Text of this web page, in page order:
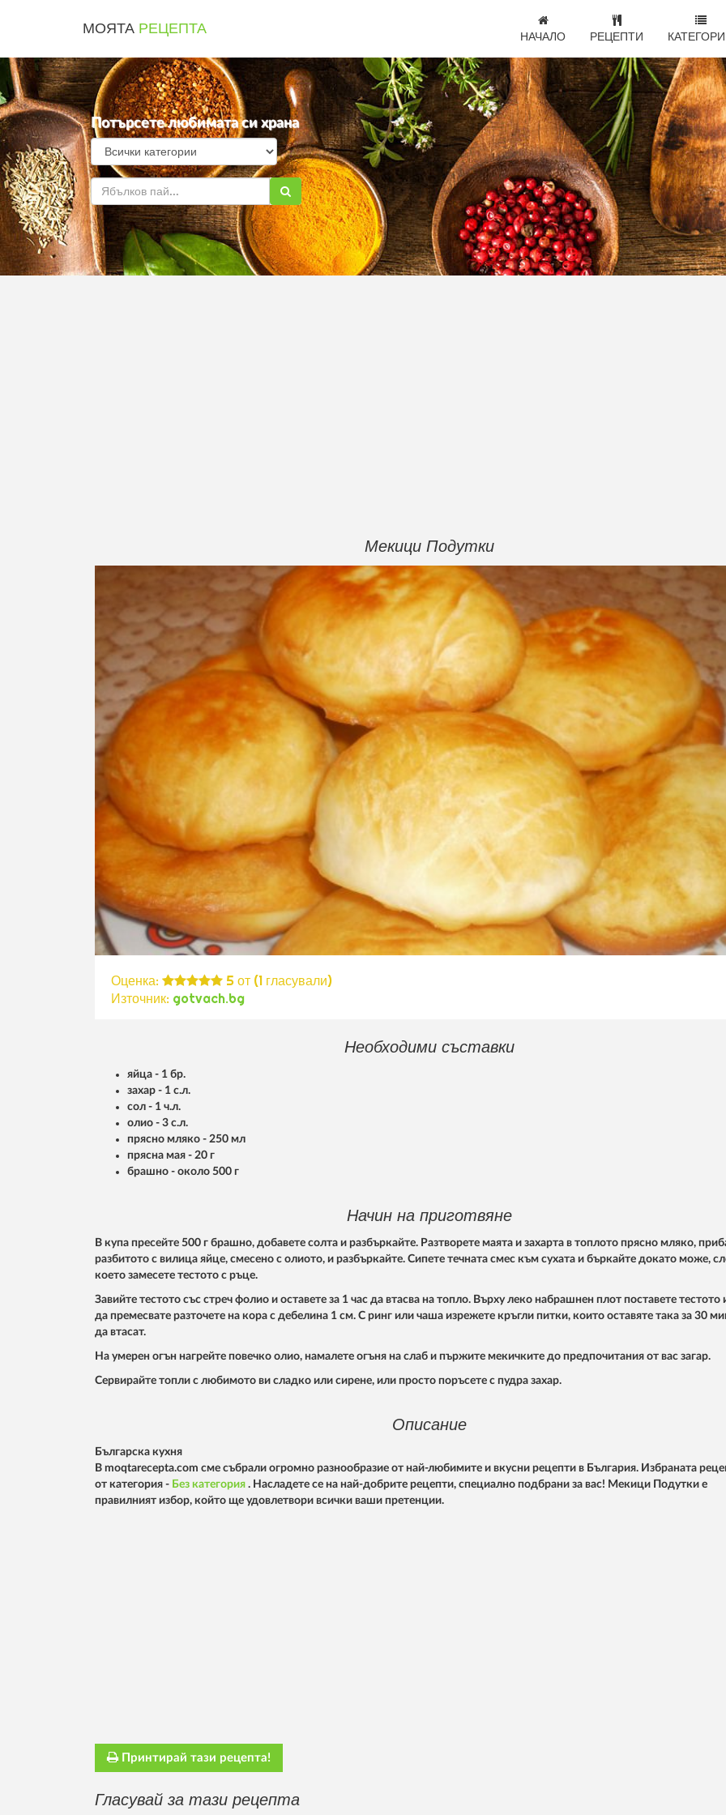
МОЯТА РЕЦЕПТА НАЧАЛО РЕЦЕПТИ
Потърсете любимата си храна
Мекици Подутки
Оценка: 5 от (1 гласували)
Източник: gotvach.bg
Необходими съставки
яйца - 1 бр.
захар - 1 с.л.
сол - 1 ч.л.
олио - 3 с.л.
прясно мляко - 250 мл
прясна мая - 20 г
брашно - около 500 г
Начин на приготвяне
В купа пресейте 500 г брашно, добавете солта и разбъркайте. Разтворете маята и захарта в топлото прясно мляко,
разбитото с вилица яйце, смесено с олиото, и разбъркайте. Сипете течната смес към сухата и бъркайте докато може,
което замесете тестото с ръце.
Завийте тестото със стреч фолио и оставете за 1 час да втасва на топло. Върху леко набрашнен плот поставете тестото
да премесвате разточете на кора с дебелина 1 см. С ринг или чаша изрежете кръгли питки, които оставяте така за 30
да втасат.
На умерен огън нагрейте повечко олио, намалете огъня на слаб и пържите мекичките до предпочитания от вас загар.
Сервирайте топли с любимото ви сладко или сирене, или просто поръсете с пудра захар.
Описание
Българска кухня
В moqtarecepta.com сме събрали огромно разнообразие от най-любимите и вкусни рецепти в България. Избраната
от категория - Без категория . Насладете се на най-добрите рецепти, специално подбрани за вас! Мекици Подутки е
правилният избор, който ще удовлетвори всички ваши претенции.
Принтирай тази рецепта!
Гласувай за тази рецепта